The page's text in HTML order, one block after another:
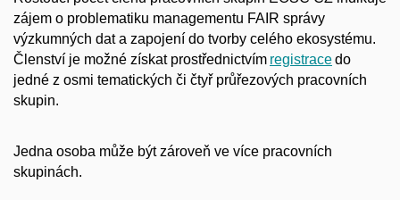
zájem o problematiku managementu FAIR správy
výzkumných dat a zapojení do tvorby celého ekosystému.
Členství je možné získat prostřednictvím registracedo
jedné z osmi tematických či čtyř průřezových pracovních
skupin.
Jedna osoba může být zároveň ve více pracovních
skupinách.